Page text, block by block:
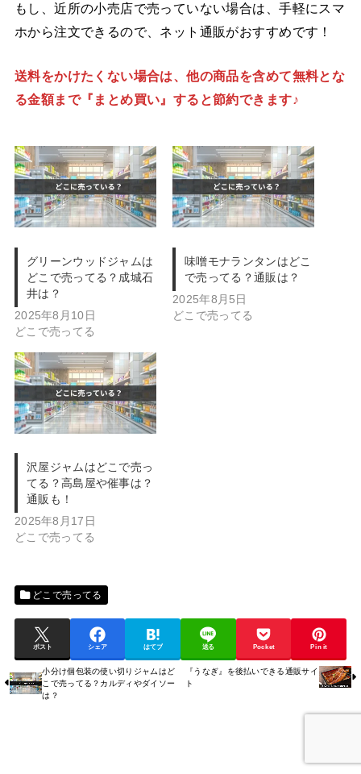
もし、近所の小売店で売っていない場合は、手軽にスマ
ホから注文できるので、ネット通販がおすすめです！
送料をかけたくない場合は、他の商品を含めて無料とな
る金額まで『まとめ買い』すると節約できます♪
グリーンウッドジャムは
どこで売ってる？成城石
井は？
2025年8月10日
どこで売ってる
味噌モナランタンはどこ
で売ってる？通販は？
2025年8月5日
どこで売ってる
沢屋ジャムはどこで売っ
てる？高島屋や催事は？
通販も！
2025年8月17日
どこで売ってる
どこで売ってる
ポスト シェア はてブ 送る Pocket Pin it
小分け個包装の使い切りジャムはど
こで売ってる？カルディやダイソー
は？
『うなぎ』を後払いできる通販サイ
ト